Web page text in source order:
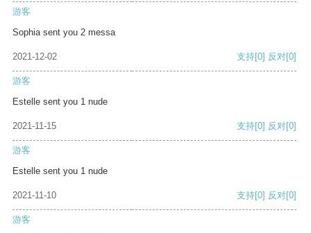
游客
Sophia sent you 2 messa
2021-12-02 支持[0] 反对[0]
游客
Estelle sent you 1 nude
2021-11-15 支持[0] 反对[0]
游客
Estelle sent you 1 nude
2021-11-10 支持[0] 反对[0]
游客